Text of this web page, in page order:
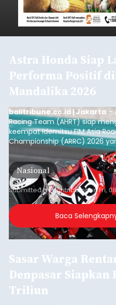
Astra Honda Siap
Performa Positif di
Mandalika 2026
balitribune.co.id | Jakarta –
Racing Team (AHRT) siap
keempat Idemitsu FIM Asia
Championship (ARRC) 2026
berlangsung di Pertamina
International Circuit, Lombok,
Barat, pada 7–9 Agustus 2026.
Nasional
Submitted bycontributoronFri,
Baca
Sasar Warga
Denpasar Siapkan
Triliun